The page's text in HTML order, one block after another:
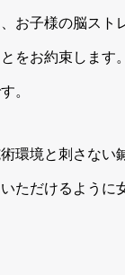
お子様の脳スト
をお約束します。
。
環境と刺さない
ただけるように